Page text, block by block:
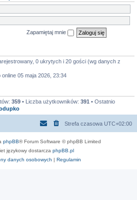
Zapamiętaj mnie
0 ukrytych i 20 gości (wg danych z
online 05 maja 2026, 23:34
359 • Liczba użytkowników: 391 • Ostatnio
Strefa czasowa UTC+02:00
phpBB® Forum Software © phpBB Limited
językowy dostarcza phpBB.pl
danych osobowych | Regulamin